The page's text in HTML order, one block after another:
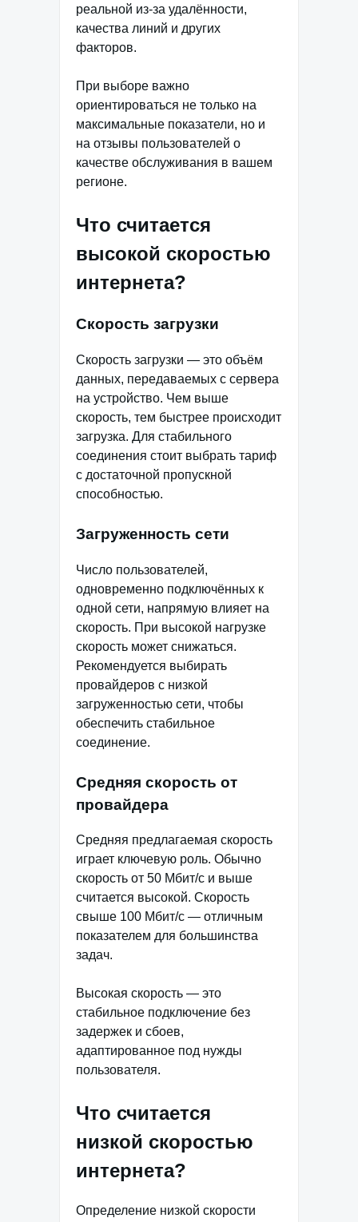
реальной из-за удалённости,
качества линий и других
факторов.
При выборе важно
ориентироваться не только на
максимальные показатели, но и
на отзывы пользователей о
качестве обслуживания в вашем
регионе.
Что считается
высокой скоростью
интернета?
Скорость загрузки
Скорость загрузки — это объём
данных, передаваемых с сервера
на устройство. Чем выше
скорость, тем быстрее происходит
загрузка. Для стабильного
соединения стоит выбрать тариф
с достаточной пропускной
способностью.
Загруженность сети
Число пользователей,
одновременно подключённых к
одной сети, напрямую влияет на
скорость. При высокой нагрузке
скорость может снижаться.
Рекомендуется выбирать
провайдеров с низкой
загруженностью сети, чтобы
обеспечить стабильное
соединение.
Средняя скорость от
провайдера
Средняя предлагаемая скорость
играет ключевую роль. Обычно
скорость от 50 Мбит/с и выше
считается высокой. Скорость
свыше 100 Мбит/с — отличным
показателем для большинства
задач.
Высокая скорость — это
стабильное подключение без
задержек и сбоев,
адаптированное под нужды
пользователя.
Что считается
низкой скоростью
интернета?
Определение низкой скорости